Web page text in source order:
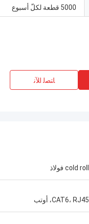
5000 قطعة لكلّ أسبوع
ﺎﺘﺼﻟ ﺍﻶﻧ
cold roll فولاذ
CAT6، RJ45، أوتب